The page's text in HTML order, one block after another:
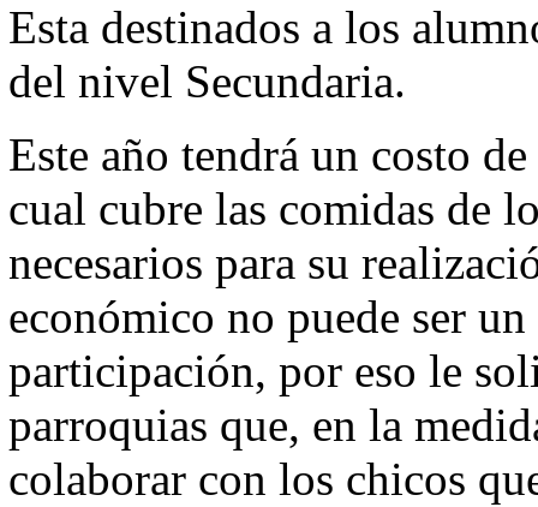
Esta destinados a los
del nivel Secundaria.
Este año tendrá un costo de
cual cubre las comidas de
necesarios para su
económico no puede ser
participación, por eso le
parroquias que, en la
colaborar con los chicos